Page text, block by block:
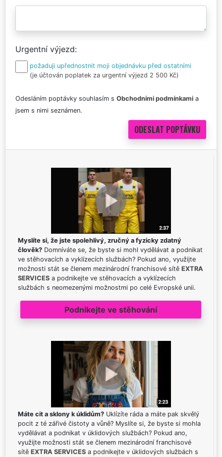
Urgentní výjezd
požaduji upřednostnit moji objednávku před ostatními
(je účtován poplatek za urgentní výjezd 2 500 Kč)
Odesláním poptávky souhlasím s Obchodními podmínkami a
jsem s nimi seznámen.
Myslíte si, že jste spolehlivý, zručný a fyzicky zdatný
člověk? Domníváte se, že byste si mohl vydělávat a podnikat
ve stěhovacích a vyklízecích službách? Pokud ano, využijte
možnosti stát se členem mezinárodní franchisové sítě EXTRA
SERVICES a podnikejte ve stěhovacích a vyklízecích
službách s neomezenými možnostmi po celé Evropské unii.
Podnikejte ve stěhování
Máte cit a sklony k úklidům? Uklízíte ráda a máte pak skvělý
pocit z té zářivé čistoty a vůně? Myslíte si, že byste si mohla
vydělávat a podnikat v úklidových službách? Pokud ano,
využijte možnosti stát se členem mezinárodní franchisové
sítě EXTRA SERVICES a podnikejte v úklidových službách s